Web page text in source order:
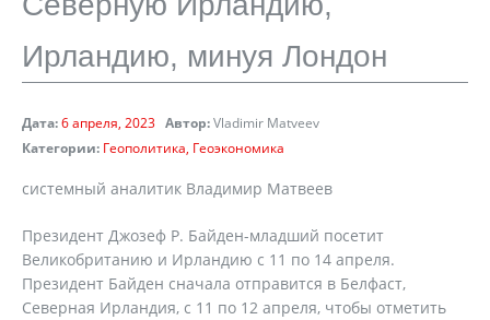
Ирландию, минуя Лондон
Дата:6 апреля, 2023 Автор:Vladimir Matveev
Категории: Геополитика Геоэкономика
системный аналитик Владимир Матвеев
Президент Джозеф Р. Байден-младший посетит
Великобританию и Ирландию с 11 по 14 апреля.
Президент Байден сначала отправится в Белфаст,
Северная Ирландия, с 11 по 12 апреля, чтобы отметить